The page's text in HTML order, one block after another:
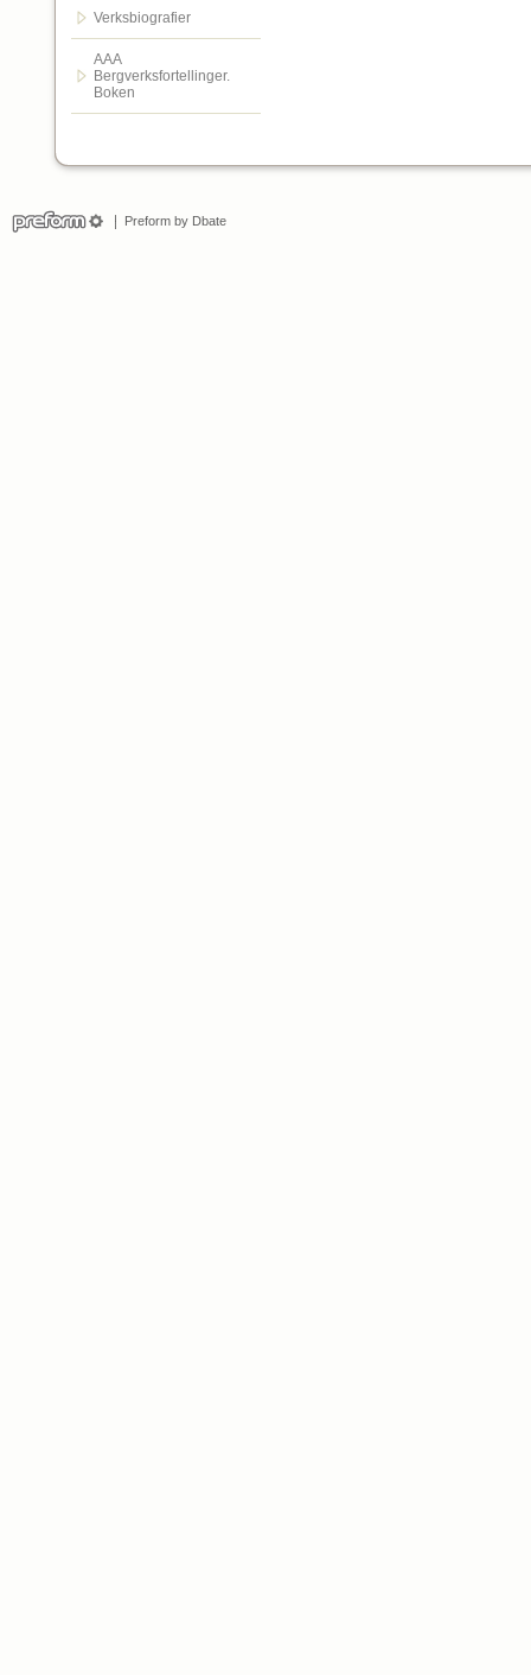
Verksbiografier
AAA
Bergverksfortellinger.
Boken
Preform by Dbate